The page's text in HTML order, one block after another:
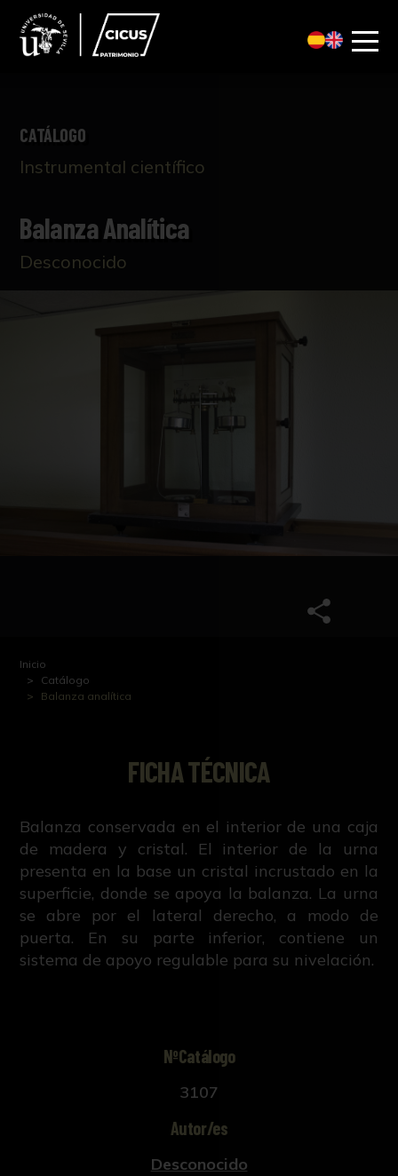
CATÁLOGO
Instrumental científico
Balanza Analítica
Desconocido
Inicio
Catálogo
Balanza analítica
FICHA TÉCNICA
Balanza conservada en el interior de una caja
de madera y cristal. El interior de la urna
presenta en la base un cristal incrustado en la
superficie, donde se apoya la balanza. La urna
se abre por el lateral derecho, a modo de
puerta. En su parte inferior, contiene un
sistema de apoyo regulable para su nivelación.
NºCatálogo
3107
Autor/es
Desconocido